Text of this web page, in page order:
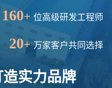
160+ 位高级研发工程师
20+ 万家客户共同选择
实力品牌